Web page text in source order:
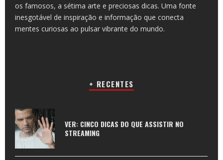
os famosos, a sétima arte e preciosas dicas. Uma fonte
inesgotável de inspiração e informação que conecta
mentes curiosas ao pulsar vibrante do mundo.
+ RECENTES
VER: CINCO DICAS DO QUE ASSISTIR NO
STREAMING